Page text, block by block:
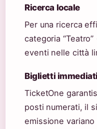
Ricerca locale
Per una ricerca
categoria
eventi nelle città
Biglietti immediati
TicketOne
posti numerati, il
emissione